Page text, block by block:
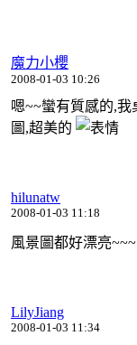
魔力小櫻
2008-01-03 10:26
嗯~~蠻有質感的,
圖,超美的
hilunatw
2008-01-03 11:18
風景圖都好漂亮~~~
LilyJiang
2008-01-03 11:34